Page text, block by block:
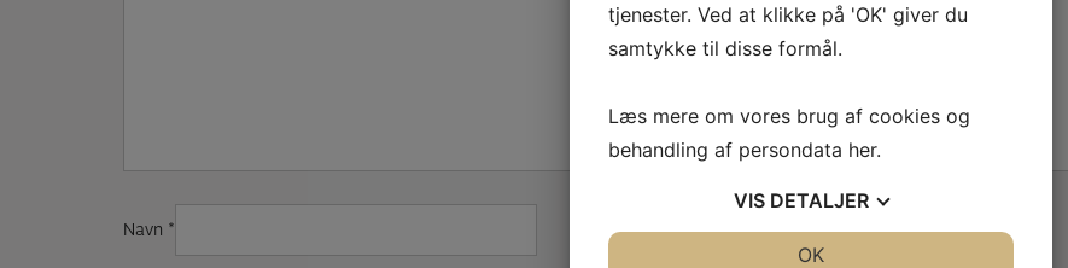
Navn *
tjenester. Ved at klikke på 'OK' giver du
samtykke til disse formål.
Læs mere om vores brug af cookies og
behandling af persondata her.
VIS DETALJER
OK